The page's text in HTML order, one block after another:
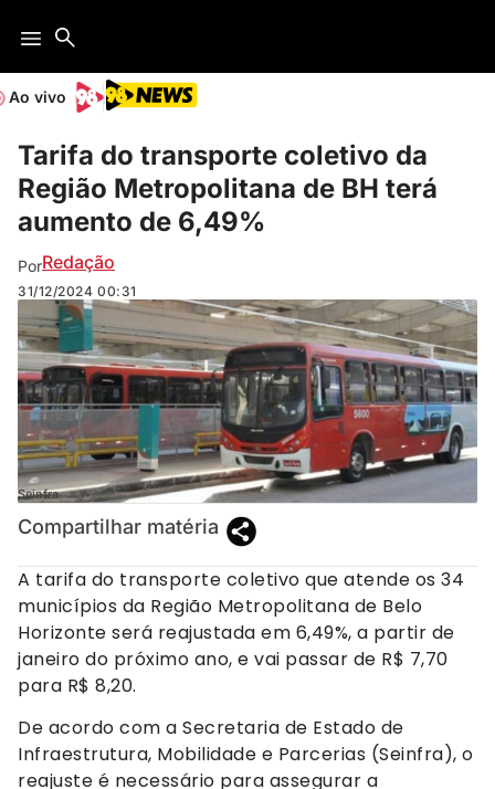
Ao vivo
Tarifa do transporte coletivo da
Região Metropolitana de BH terá
aumento de 6,49%
PorRedação
31/12/2024 00:31
Seinfra
Compartilhar matéria
A tarifa do transporte coletivo que atende os 34
municípios da Região Metropolitana de Belo
Horizonte será reajustada em 6,49%, a partir de
janeiro do próximo ano, e vai passar de R$ 7,70
para R$ 8,20.
De acordo com a Secretaria de Estado de
Infraestrutura, Mobilidade e Parcerias (Seinfra), o
reajuste é necessário para assegurar a